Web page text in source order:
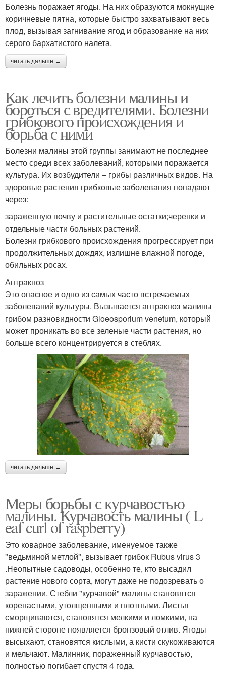
Болезнь поражает ягоды. На них образуются мокнущие
коричневые пятна, которые быстро захватывают весь
плод, вызывая загнивание ягод и образование на них
серого бархатистого налета.
читать дальше →
Как лечить болезни малины и
бороться с вредителями. Болезни
грибкового происхождения и
борьба с ними
Болезни малины этой группы занимают не последнее
место среди всех заболеваний, которыми поражается
культура. Их возбудители – грибы различных видов. На
здоровые растения грибковые заболевания попадают
через:
зараженную почву и растительные остатки;черенки и
отдельные части больных растений.
Болезни грибкового происхождения прогрессирует при
продолжительных дождях, излишне влажной погоде,
обильных росах.
Антракноз
Это опасное и одно из самых часто встречаемых
заболеваний культуры. Вызывается антракноз малины
грибом разновидности Gloeosporium venetum, который
может проникать во все зеленые части растения, но
больше всего концентрируется в стеблях.
читать дальше →
Меры борьбы с курчавостью
малины. Курчавость малины ( L
eaf curl of raspberry)
Это коварное заболевание, именуемое также
"ведьминой метлой", вызывает грибок Rubus virus 3
.Неопытные садоводы, особенно те, кто высадил
растение нового сорта, могут даже не подозревать о
заражении. Стебли "курчавой" малины становятся
коренастыми, утолщенными и плотными. Листья
сморщиваются, становятся мелкими и ломкими, на
нижней стороне появляется бронзовый отлив. Ягоды
высыхают, становятся кислыми, а кисти скукоживаются
и мельчают. Малинник, пораженный курчавостью,
полностью погибает спустя 4 года.